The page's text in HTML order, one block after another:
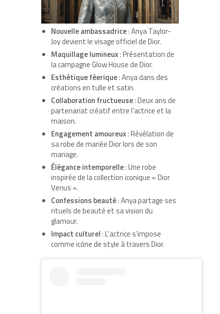
Nouvelle ambassadrice: Anya Taylor-
Joy devient le visage officiel de Dior.
Maquillage lumineux: Présentation de
la campagne Glow House de Dior.
Esthétique féerique: Anya dans des
créations en tulle et satin.
Collaboration fructueuse: Deux ans de
partenariat créatif entre l’actrice et la
maison.
Engagement amoureux: Révélation de
sa robe de mariée Dior lors de son
mariage.
Élégance intemporelle: Une robe
inspirée de la collection iconique « Dior
Venus ».
Confessions beauté: Anya partage ses
rituels de beauté et sa vision du
glamour.
Impact culturel: L’actrice s’impose
comme icône de style à travers Dior.